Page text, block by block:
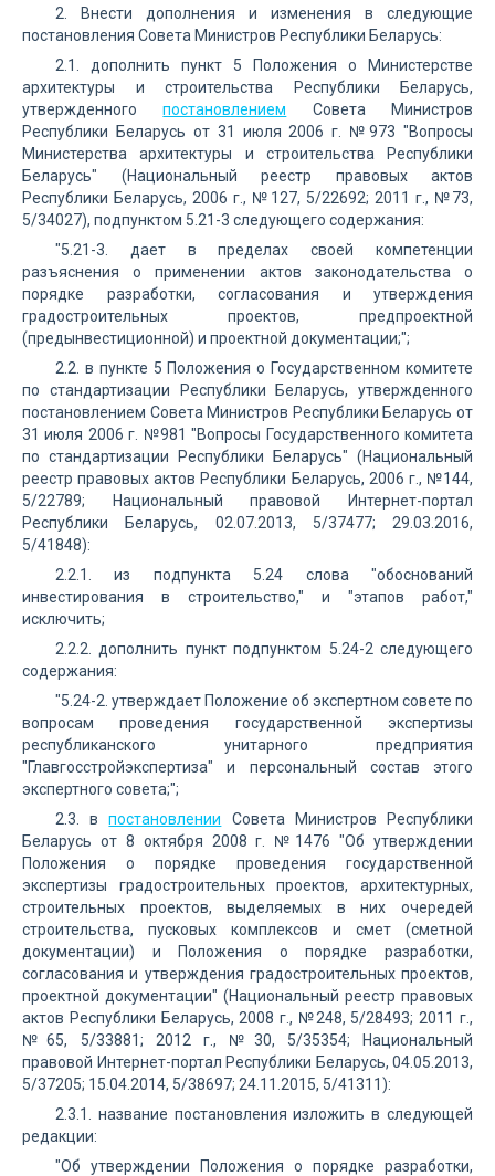
2. Внести дополнения и изменения в следующие
постановления Совета Министров Республики Беларусь:
2.1. дополнить пункт 5 Положения о Министерстве
архитектуры и строительства Республики Беларусь,
утвержденногопостановлением Совета Министров
Республики Беларусь от 31 июля 2006 г. №973 "Вопросы
Министерства архитектуры и строительства Республики
Беларусь" (Национальный реестр правовых актов
Республики Беларусь, 2006 г., №127, 5/22692; 2011 г., №73,
5/34027), подпунктом 5.21-3 следующего содержания:
"5.21-3. дает в пределах своей компетенции
разъяснения о применении актов законодательства о
порядке разработки, согласования и утверждения
градостроительных проектов, предпроектной
(предынвестиционной) и проектной документации;";
2.2. в пункте 5 Положения о Государственном комитете
по стандартизации Республики Беларусь, утвержденного
постановлением Совета Министров Республики Беларусь от
31 июля 2006 г. №981 "Вопросы Государственного комитета
по стандартизации Республики Беларусь" (Национальный
реестр правовых актов Республики Беларусь, 2006 г., №144,
5/22789; Национальный правовой Интернет-портал
Республики Беларусь, 02.07.2013, 5/37477; 29.03.2016,
5/41848):
2.2.1. из подпункта 5.24 слова "обоснований
инвестирования в строительство," и "этапов работ,"
исключить;
2.2.2. дополнить пункт подпунктом 5.24-2 следующего
содержания:
"5.24-2. утверждает Положение об экспертном совете по
вопросам проведения государственной экспертизы
республиканского унитарного предприятия
"Главгосстройэкспертиза" и персональный состав этого
экспертного совета;";
2.3. впостановлении Совета Министров Республики
Беларусь от 8 октября 2008 г. №1476 "Об утверждении
Положения о порядке проведения государственной
экспертизы градостроительных проектов, архитектурных,
строительных проектов, выделяемых в них очередей
строительства, пусковых комплексов и смет (сметной
документации) и Положения о порядке разработки,
согласования и утверждения градостроительных проектов,
проектной документации" (Национальный реестр правовых
актов Республики Беларусь, 2008 г., №248, 5/28493; 2011 г.,
№65, 5/33881; 2012 г., №30, 5/35354; Национальный
правовой Интернет-портал Республики Беларусь, 04.05.2013,
5/37205; 15.04.2014, 5/38697; 24.11.2015, 5/41311):
2.3.1. название постановления изложить в следующей
редакции:
"Об утверждении Положения о порядке разработки,